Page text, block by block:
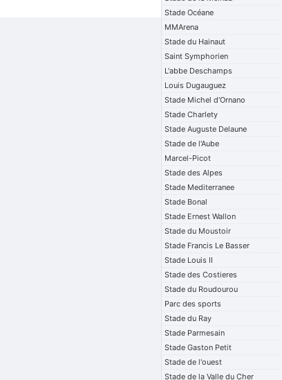
Stade Océane
MMArena
Stade du Hainaut
Saint Symphorien
L'abbe Deschamps
Louis Dugauguez
Stade Michel d'Ornano
Stade Charlety
Stade Auguste Delaune
Stade de l'Aube
Marcel-Picot
Stade des Alpes
Stade Mediterranee
Stade Bonal
Stade Ernest Wallon
Stade du Moustoir
Stade Francis Le Basser
Stade Louis II
Stade des Costieres
Stade du Roudourou
Parc des sports
Stade du Ray
Stade Parmesain
Stade Gaston Petit
Stade de l'ouest
Stade de la Valle du Cher